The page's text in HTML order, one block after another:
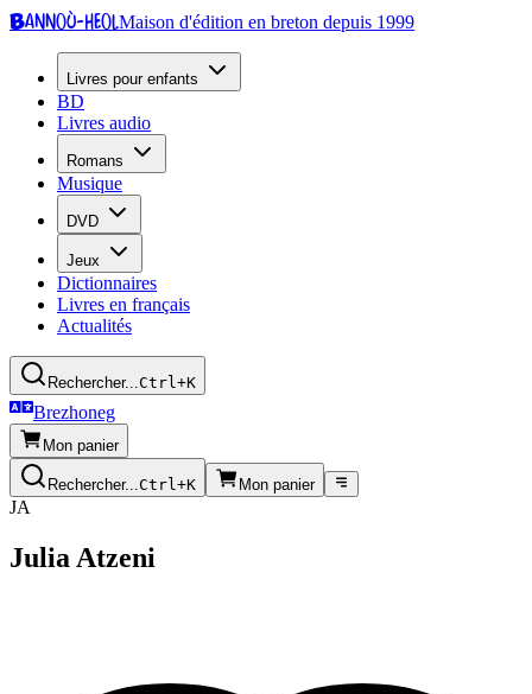
Bannoù-heolMaison d'édition en breton depuis 1999
Livres pour enfants
BD
Livres audio
Romans
Musique
DVD
Jeux
Dictionnaires
Livres en français
Actualités
Rechercher...Ctrl+K
Brezhoneg
Mon panier
Rechercher...Ctrl+K Mon panier
JA
Julia Atzeni